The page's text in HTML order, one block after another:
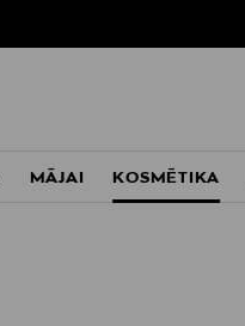
MĀJAI KOSMĒTIKA